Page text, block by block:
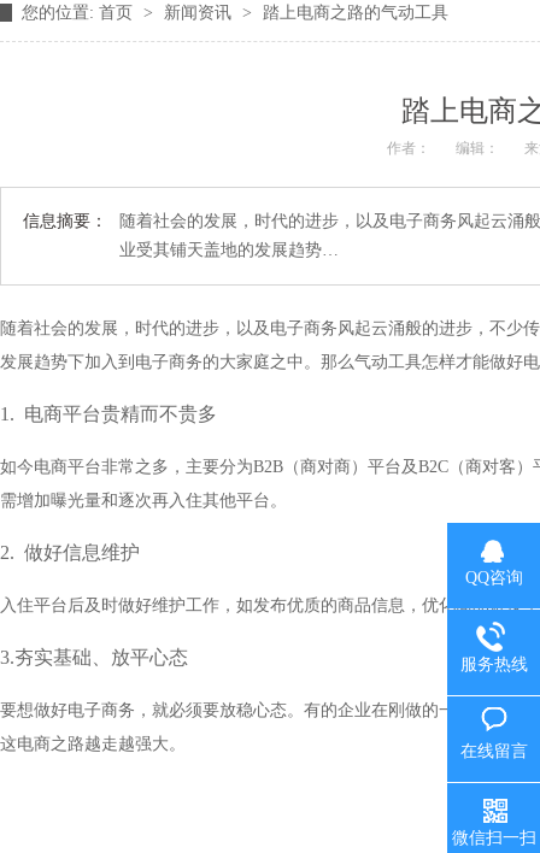
您的位置: 首页 > 新闻资讯 > 踏上电商之路的气动工具
踏上电商
作者： 编辑： 来
信息摘要：
随着社会的发展，时代的进步，以及电子商务风起云
业受其铺天盖地的发展趋势…
随着社会的发展，时代的进步，以及电子商务风起云涌般的进步
发展趋势下加入到电子商务的大家庭之中。那么气动工具怎样才能做好
1. 电商平台贵精而不贵多
如今电商平台非常之多，主要分为B2B（商对商）平台及B2C（商对客）
需增加曝光量和逐次再入住其他平台。
2. 做好信息维护
入住平台后及时做好维护工作，如发布优质的商品信息，优化商品链接
3.夯实基础、放平心态
要想做好电子商务，就必须要放稳心态。有的企业在刚做的一个星期就
这电商之路越走越强大。
QQ咨询
服务热线
在线留言
微信扫一扫